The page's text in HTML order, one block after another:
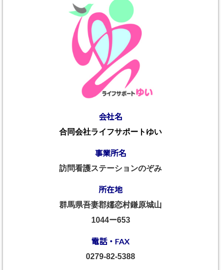
会社名
合同会社ライフサポートゆい
事業所名
訪問看護ステーションのぞみ
所在地
群馬県吾妻郡嬬恋村鎌原城山
1044ー653
電話・FAX
0279-82-5388